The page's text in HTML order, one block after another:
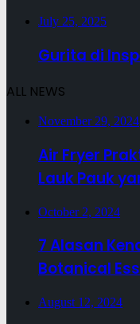
July 25, 2025
Gurita di
ALL NEWS
November 29, 2024
Air Fryer
Lauk Pauk
October 2, 2024
7 Alasan
Botanical
August 12, 2024